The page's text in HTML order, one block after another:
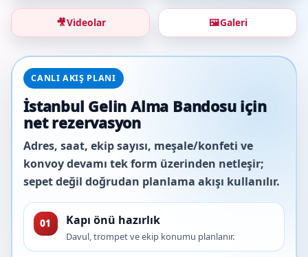
🎥Videolar 🖼️Galeri
CANLI AKIŞ PLANI
İstanbul Gelin Alma Bandosu için
net rezervasyon
Adres, saat, ekip sayısı, meşale/konfeti ve
konvoy devamı tek form üzerinden netleşir;
sepet değil doğrudan planlama akışı kullanılır.
01 Kapı önü hazırlık
Davul, trompet ve ekip konumu planlanır.